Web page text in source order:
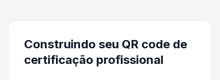
Construindo seu QR code de
certificação profissional